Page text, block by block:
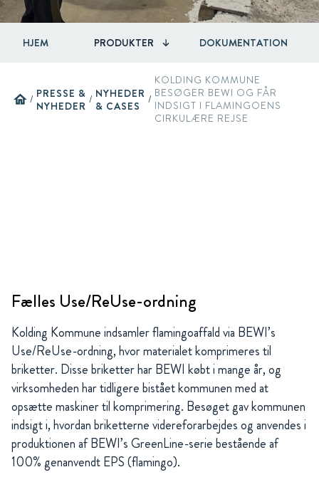
HJEM PRODUKTER DOKUMENTATION
home / PRESSE &
NYHEDER / NYHEDER
& CASES
/
KOLDING KOMMUNE
BESØGER BEWI OG FÅR
INDSIGT I FLAMINGOENS
CIRKULÆRE REJSE
Fælles Use/ReUse-ordning
Kolding Kommune indsamler flamingoaffald via BEWI’s
Use/ReUse-ordning, hvor materialet komprimeres til
briketter. Disse briketter har BEWI købt i mange år, og
virksomheden har tidligere bistået kommunen med at
opsætte maskiner til komprimering. Besøget gav kommunen
indsigt i, hvordan briketterne videreforarbejdes og anvendes i
produktionen af BEWI’s GreenLine-serie bestående af
100% genanvendt EPS (flamingo).